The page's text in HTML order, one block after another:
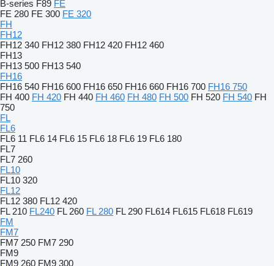
B-series F89 FE
FE 280 FE 300 FE 320
FH
FH12
FH12 340 FH12 380 FH12 420 FH12 460
FH13
FH13 500 FH13 540
FH16
FH16 540 FH16 600 FH16 650 FH16 660 FH16 700 FH16 750
FH 400 FH 420 FH 440 FH 460 FH 480 FH 500 FH 520 FH 540 FH
750
FL
FL6
FL6 11 FL6 14 FL6 15 FL6 18 FL6 19 FL6 180
FL7
FL7 260
FL10
FL10 320
FL12
FL12 380 FL12 420
FL 210 FL240 FL 260 FL 280 FL 290 FL614 FL615 FL618 FL619
FM
FM7
FM7 250 FM7 290
FM9
FM9 260 FM9 300